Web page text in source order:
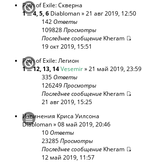
Path of Exile: Скверна
1...4,5,6 Diabloman» 21 авг 2019, 12:50
142Ответы
109828Просмотры
Последнее сообщение Kheram
19 окт 2019, 15:51
Path of Exile: Легион
1...12, 13, 14Vesemir» 21 май 2019, 23:59
335Ответы
126249Просмотры
Последнее сообщение Kheram
21 авг 2019, 15:25
Извинения Криса Уилсона
Diabloman» 08 май 2019, 20:46
10Ответы
23285Просмотры
Последнее сообщение Kheram
12 май 2019, 11:57